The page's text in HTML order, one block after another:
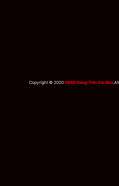
Copyright © 2020 HEAD Dũng Tiến Sài Gòn